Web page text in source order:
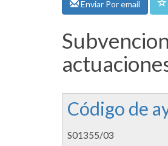
Enviar Por email
Código de
S01355/03